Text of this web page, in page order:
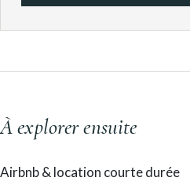
À explorer ensuite
Airbnb & location courte durée